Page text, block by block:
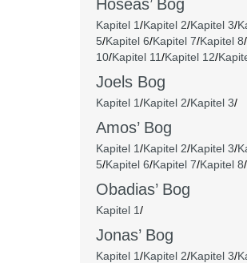
Hoseas’ Bog
Kapitel 1/Kapitel 2/Kapitel 3/
5/Kapitel 6/Kapitel 7/Kapitel 8/
10/Kapitel 11/Kapitel 12/
Joels Bog
Kapitel 1/Kapitel 2/Kapitel 3/
Amos’ Bog
Kapitel 1/Kapitel 2/Kapitel 3/
5/Kapitel 6/Kapitel 7/Kapitel 8/
Obadias’ Bog
Kapitel 1/
Jonas’ Bog
Kapitel 1/Kapitel 2/Kapitel 3/